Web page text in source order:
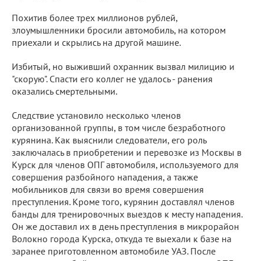
Похитив более трех миллионов рублей,
злоумышленники бросили автомобиль, на котором
приехали и скрылись на другой машине.
Избитый, но выживший охранник вызвал милицию и
"скорую". Спасти его коллег не удалось - ранения
оказались смертельными.
Следствие установило несколько членов
организованной группы, в том числе безработного
курянина. Как выяснили следователи, его роль
заключалась в приобретении и перевозке из Москвы в
Курск для членов ОПГ автомобиля, используемого для
совершения разбойного нападения, а также
мобильников для связи во время совершения
преступления. Кроме того, курянин доставлял членов
банды для тренировочных выездов к месту нападения.
Он же доставил их в день преступления в микрорайон
Волокно города Курска, откуда те выехали к базе на
заранее приготовленном автомобиле УАЗ. После